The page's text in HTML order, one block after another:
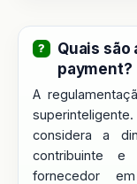
Quais
payment?
A
considera a
contribuinte e
fornecedor